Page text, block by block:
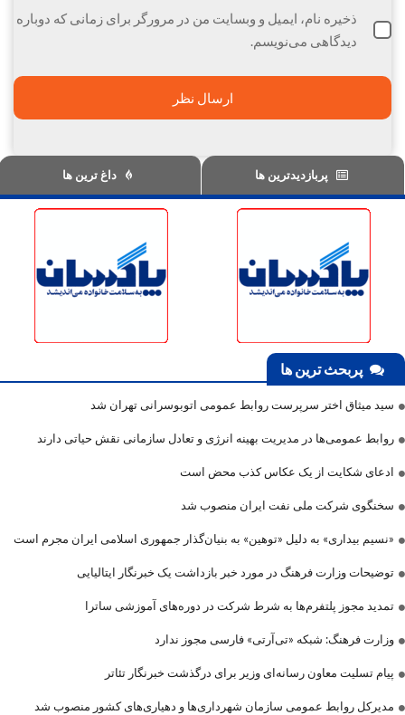
ذخیره نام، ایمیل و وبسایت من در مرورگر برای زمانی که دوباره
دیدگاهی می‌نویسم.
پربازدیدترین ها داغ ترین ها
پربحث ترین ها
سید میثاق اختر سرپرست روابط عمومی اتوبوسرانی تهران شد
روابط عمومی‌ها در مدیریت بهینه انرژی و تعادل سازمانی نقش حیاتی دارند
ادعای شکایت از یک عکاس کذب محض است
سخنگوی شرکت ملی نفت ایران منصوب شد
«نسیم بیداری» به دلیل «توهین» به بنیان‌گذار جمهوری اسلامی ایران مجرم است
توضیحات وزارت فرهنگ در مورد خبر بازداشت یک خبرنگار ایتالیایی
تمدید مجوز پلتفرم‌ها به شرط شرکت در دوره‌های آموزشی ساترا
وزارت فرهنگ: شبکه «تی‌آرتی» فارسی مجوز ندارد
پیام تسلیت معاون رسانه‌ای وزیر برای درگذشت خبرنگار تئاتر
مدیرکل روابط عمومی سازمان شهرداری‌ها و دهیاری‌های کشور منصوب شد